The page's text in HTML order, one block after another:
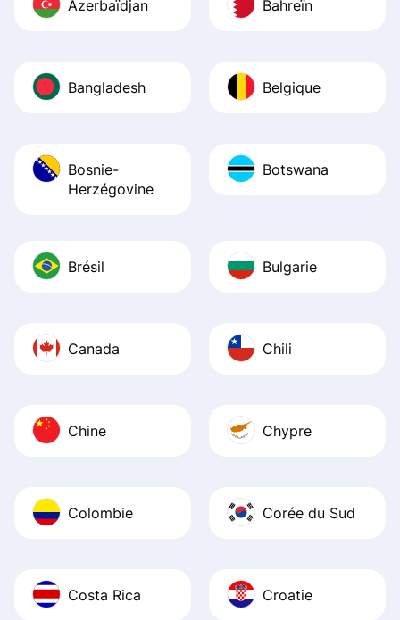
Azerbaïdjan Bahreïn
Bangladesh Belgique
Bosnie-
Herzégovine
Botswana
Brésil Bulgarie
Canada Chili
Chine Chypre
Colombie Corée du Sud
Costa Rica Croatie